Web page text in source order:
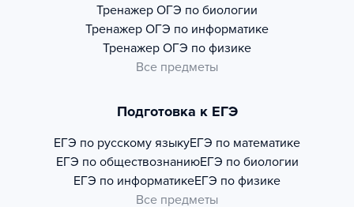
Тренажер ОГЭ по биологии
Тренажер ОГЭ по информатике
Тренажер ОГЭ по физике
Все предметы
Подготовка к ЕГЭ
ЕГЭ по русскому языкуЕГЭ по математике
ЕГЭ по обществознаниюЕГЭ по биологии
ЕГЭ по информатикеЕГЭ по физике
Все предметы